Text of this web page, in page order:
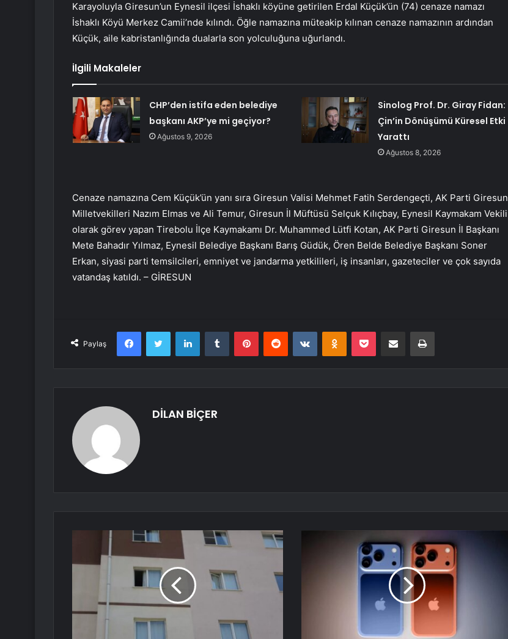
Karayoluyla Giresun’un Eynesil ilçesi İshaklı köyüne getirilen Erdal Küçük’ün (74) cenaze namazı
İshaklı Köyü Merkez Camii’nde kılındı. Öğle namazına müteakip kılınan cenaze namazının ardından
Küçük, aile kabristanlığında dualarla son yolculuğuna uğurlandı.
İlgili Makaleler
CHP’den istifa eden belediye
başkanı AKP’ye mi geçiyor?
Ağustos 9, 2026
Sinolog Prof. Dr. Giray Fidan:
Çin’in Dönüşümü Küresel Etki
Yarattı
Ağustos 8, 2026
Cenaze namazına Cem Küçük’ün yanı sıra Giresun Valisi Mehmet Fatih Serdengeçti, AK Parti Giresun
Milletvekilleri Nazım Elmas ve Ali Temur, Giresun İl Müftüsü Selçuk Kılıçbay, Eynesil Kaymakam Vekili
olarak görev yapan Tirebolu İlçe Kaymakamı Dr. Muhammed Lütfi Kotan, AK Parti Giresun İl Başkanı
Mete Bahadır Yılmaz, Eynesil Belediye Başkanı Barış Güdük, Ören Belde Belediye Başkanı Soner
Erkan, siyasi parti temsilcileri, emniyet ve jandarma yetkilileri, iş insanları, gazeteciler ve çok sayıda
vatandaş katıldı. – GİRESUN
Paylaş
FacebookTwitter LinkedInTumblr PinterestReddit VKontakteOdnoklassniki
Pocket E-Posta ile paylaş Yazdır
DİLAN BİÇER